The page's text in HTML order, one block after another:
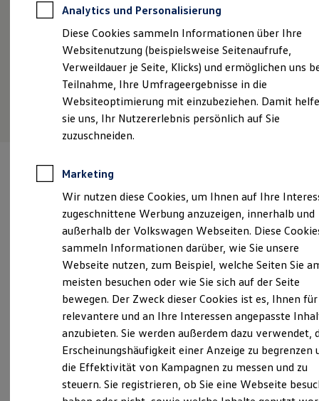
Kfz-Versicherung
Restschuldversicherungen
Garantien
Wartungsverträge
Geschäftskunden
Professional Class bei Volkswagen
Großkunden
Behörden
Direktkunden
Sonderfahrzeuge
Anpfiff zum Gewinn
Elektroautos
ID. Tutorials
Elektrofahrzeugkonzepte
Reichweite
Reichweite der ID. Modelle
Reichweite im Winter
Laden
Laden unterwegs
Laden Zuhause
Ladestationen finden
Ladezeitensimulator
Batterie
Sicherheit
Garantie und Lebensdauer
Nachhaltigkeit
Technologie
Kosten und Kauf
Details ansehen
Verantwortlich für die Inhalte auf dieser Seite ist die Autohaus
Hesse GmbH & Co. KG (Impressum & Rechtliches)
Bremer Straße 40, 27367 Sottrum
Montag-Freitag 08:00-18:00 Uhr
Samstag
08:00-12:00 Uhr
Analytics und Personalisierung
Diese Cookies sammeln Informationen über Ihre
Websitenutzung (beispielsweise Seitenaufrufe,
Verweildauer je Seite, Klicks) und ermöglichen uns
Teilnahme, Ihre Umfrageergebnisse in die
Websiteoptimierung mit einzubeziehen. Damit
sie uns, Ihr Nutzererlebnis persönlich auf Sie
zuzuschneiden.
Marketing
Wir nutzen diese Cookies, um Ihnen auf Ihre
zugeschnittene Werbung anzuzeigen, innerhalb und
außerhalb der Volkswagen Webseiten. Diese
sammeln Informationen darüber, wie Sie unsere
Webseite nutzen, zum Beispiel, welche Seiten Sie
meisten besuchen oder wie Sie sich auf der Seite
bewegen. Der Zweck dieser Cookies ist es, Ihnen für
relevantere und an Ihre Interessen angepasste
anzubieten. Sie werden außerdem dazu verwendet,
Erscheinungshäufigkeit einer Anzeige zu begrenzen
die Effektivität von Kampagnen zu messen und zu
steuern. Sie registrieren, ob Sie eine Webseite